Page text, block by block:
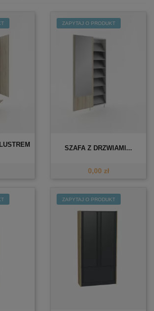
ZAPYTAJ O PRODUKT
SZAFA Z DRZWIAMI...
0,00 zł
ZAPYTAJ O PRODUKT